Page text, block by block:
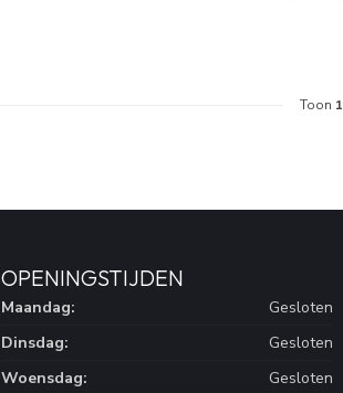
Toon 1
OPENINGSTIJDEN
Maandag:
Gesloten
Dinsdag:
Gesloten
Woensdag:
Gesloten